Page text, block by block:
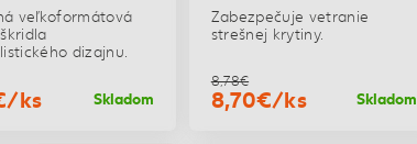
veľkoformátová
dizajnu.
ks Skladom
Zabezpečuje vetranie
strešnej krytiny.
8,78€
8,70€/ks Skladom